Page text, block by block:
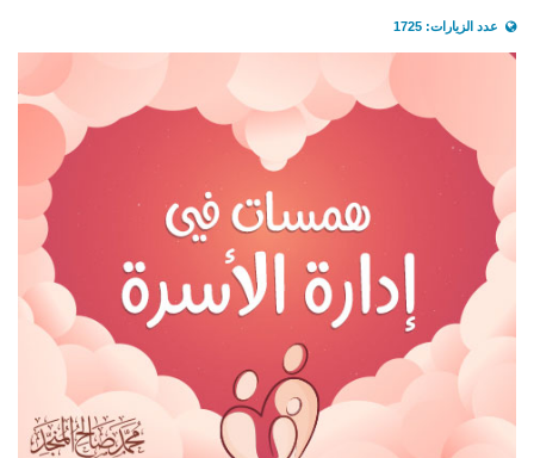
عدد الزيارات: 1725